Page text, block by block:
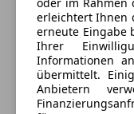
Extras
Alufelgen
Pannenkit
Clubsportpaket
Lenkradkranz und
Anbieter
Deine Nachricht
erleichtert Ihnen
erneute Eingabe
Ihrer
Informationen
übermittelt.
Anbietern